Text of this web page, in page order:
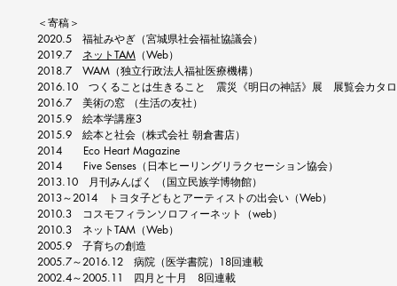
＜寄稿＞​
2020.5 福祉みやぎ（宮城県社会福祉協議会）
2019.7 ネットTAM （Web）
​2018.7 WAM（独立行政法人福祉医療機構）
2016.10 つくることは生きること 震災《明日の神話》展 展覧会カタ
2016.7 美術の窓 （生活の友社）
2015.9 絵本学講座3
2015.9 絵本と社会（株式会社 朝倉書店）
2014 Eco Heart Magazine
2014 Five Senses（日本ヒーリングリラクセーション協会）
2013.10 月刊みんぱく （国立民族学博物館）
​2013～2014 トヨタ子どもとアーティストの出会い（Web）
2010.3 コスモフィランソロフィーネット（web）
​2010.3 ネットTAM（Web）
2005.9 子育ちの創造
2005.7～2016.12 病院（医学書院）18回連載
2002.4～2005.11 四月と十月 8回連載